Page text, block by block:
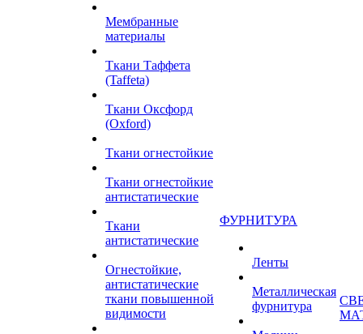
Мембранные
материалы
Ткани Таффета
(Taffeta)
Ткани Оксфорд
(Oxford)
Ткани огнестойкие
Ткани огнестойкие
антистатические
Ткани
антистатические
Огнестойкие,
антистатические
ткани повышенной
видимости
ФУРНИТУРА
Ленты
Металлическая
фурнитура